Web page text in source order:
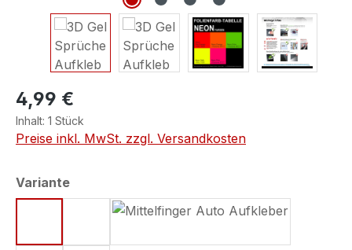
4,99 €
Inhalt: 1 Stück
Preise inkl. MwSt. zzgl. Versandkosten
Varianteauswählen